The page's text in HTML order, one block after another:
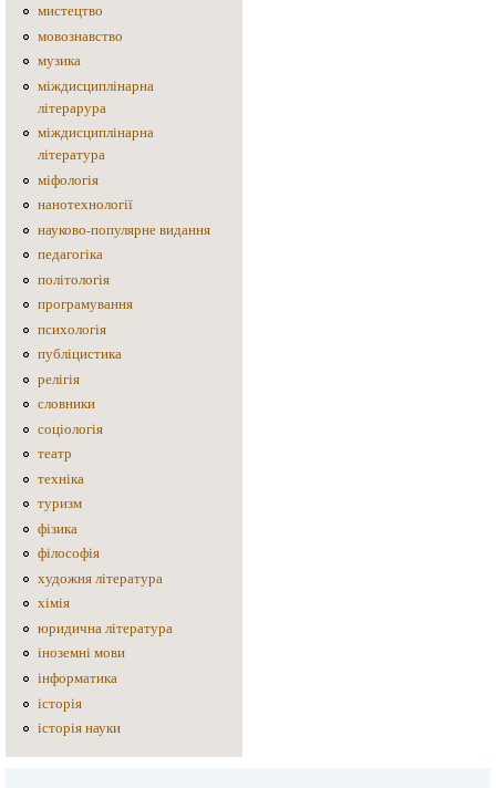
мистецтво
мовознавство
музика
міждисциплінарна
літерарура
міждисциплінарна
література
міфологія
нанотехнології
науково-популярне видання
педагогіка
політологія
програмування
психологія
публіцистика
релігія
словники
соціологія
театр
техніка
туризм
фізика
філософія
художня література
хімія
юридична література
іноземні мови
інформатика
історія
історія науки